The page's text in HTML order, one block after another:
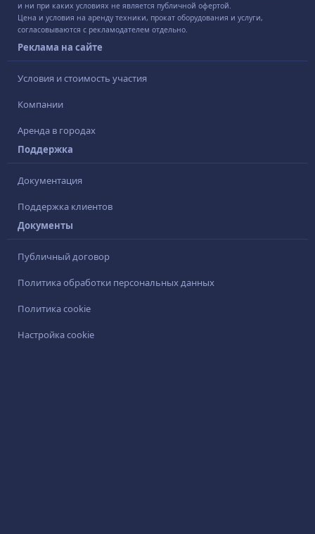
и ни при каких условиях не является публичной офертой.
Цена и условия на аренду техники, прокат оборудования и услуги,
согласовываются с рекламодателем отдельно.
Реклама на сайте
Условия и стоимость участия
Компании
Аренда в городах
Поддержка
Документация
Поддержка клиентов
Документы
Публичный договор
Политика обработки персональных данных
Политика cookie
Настройка cookie